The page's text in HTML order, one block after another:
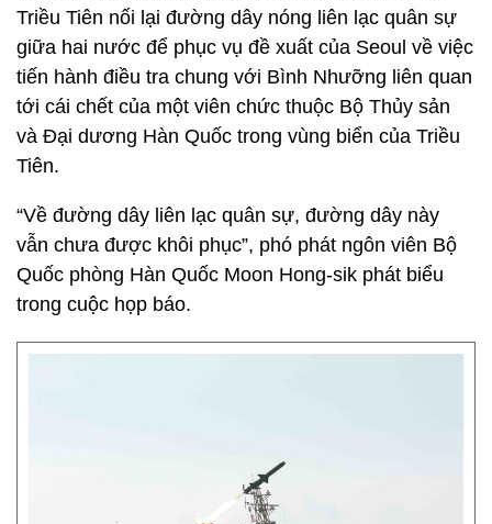
Triều Tiên nối lại đường dây nóng liên lạc quân sự
giữa hai nước để phục vụ đề xuất của Seoul về việc
tiến hành điều tra chung với Bình Nhưỡng liên quan
tới cái chết của một viên chức thuộc Bộ Thủy sản
và Đại dương Hàn Quốc trong vùng biển của Triều
Tiên.
“Về đường dây liên lạc quân sự, đường dây này
vẫn chưa được khôi phục”, phó phát ngôn viên Bộ
Quốc phòng Hàn Quốc Moon Hong-sik phát biểu
trong cuộc họp báo.